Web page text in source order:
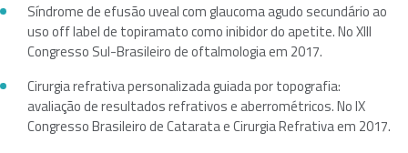
Síndrome de efusão uveal com glaucoma agudo secundário ao
uso off label de topiramato como inibidor do apetite. No XIII
Congresso Sul-Brasileiro de oftalmologia em 2017.
Cirurgia refrativa personalizada guiada por topografia:
avaliação de resultados refrativos e aberrométricos. No IX
Congresso Brasileiro de Catarata e Cirurgia Refrativa em 2017.